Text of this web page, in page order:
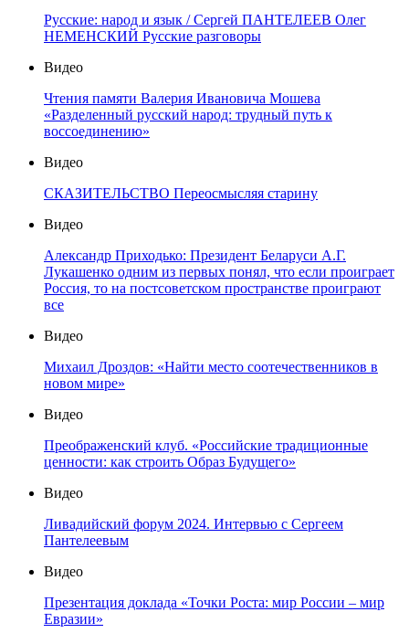
Русские: народ и язык / Сергей ПАНТЕЛЕЕВ Олег
НЕМЕНСКИЙ Русские разговоры
Видео
Чтения памяти Валерия Ивановича Мошева
«Разделенный русский народ: трудный путь к
воссоединению»
Видео
СКАЗИТЕЛЬСТВО Переосмысляя старину
Видео
Александр Приходько: Президент Беларуси А.Г.
Лукашенко одним из первых понял, что если проиграет
Россия, то на постсоветском пространстве проиграют
все
Видео
Михаил Дроздов: «Найти место соотечественников в
новом мире»
Видео
Преображенский клуб. «Российские традиционные
ценности: как строить Образ Будущего»
Видео
Ливадийский форум 2024. Интервью с Сергеем
Пантелеевым
Видео
Презентация доклада «Точки Роста: мир России – мир
Евразии»